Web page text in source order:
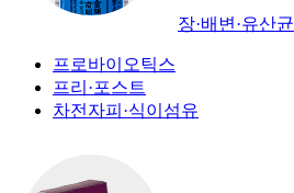
장·배변·유산균
프로바이오틱스
프리·포스트
차전자피·식이섬유